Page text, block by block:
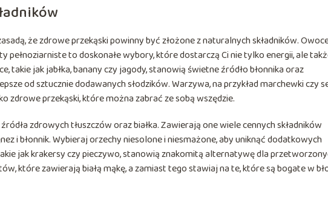
że zdrowe przekąski powinny być złożone z naturalnych składników.
pełnoziarniste to doskonałe wybory, które dostarczą Ci nie tylko energii, ale
takie jak jabłka, banany czy jagody, stanowią świetne źródło błonnika oraz
od sztucznie dodawanych słodzików. Warzywa, na przykład marchewki czy
zdrowe przekąski, które można zabrać ze sobą wszędzie.
zdrowych tłuszczów oraz białka. Zawierają one wiele cennych składników
i błonnik. Wybieraj orzechy niesolone i niesmażone, aby uniknąć dodatkowych
jak krakersy czy pieczywo, stanowią znakomitą alternatywę dla
które zawierają białą mąkę, a zamiast tego stawiaj na te, które są bogate w